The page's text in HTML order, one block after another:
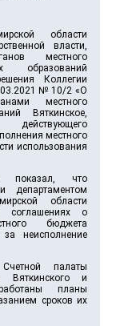
области
власти,
местного
образований
Коллегии
№ 10/2 «О
местного
Вяткинское,
местного
использования
показал, что
департаментом
области
соглашениях о
бюджета
за неисполнение
палаты
Вяткинского и
планы
сроков их